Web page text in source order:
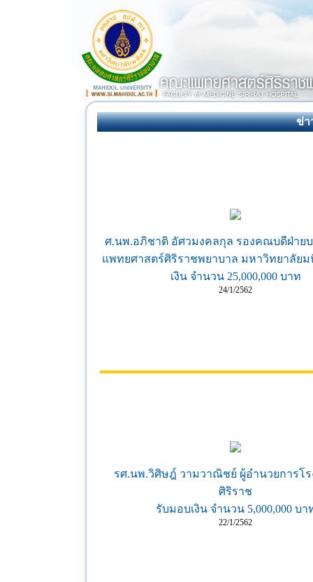
ข่า
ศ.นพ.อภิชาติ อัศวมงคลกุล รองคณบดีฝ่าย
แพทยศาสตร์ศิริราชพยาบาล มหาวิทยาลัย
เงิน จำนวน 25,000,000 บาท
24/1/2562
รศ.นพ.วิศิษฎ์ วามวาณิชย์ ผู้อำนวยการโ
ศิริราช
รับมอบเงิน จำนวน 5,000,000 บา
22/1/2562